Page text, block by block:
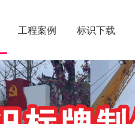
工程案例 标识下载